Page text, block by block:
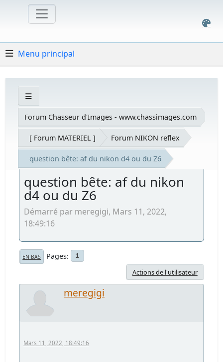
Menu principal
Forum Chasseur d'Images - www.chassimages.com
[ Forum MATERIEL ] Forum NIKON reflex
question bête: af du nikon d4 ou du Z6
question bête: af du nikon
d4 ou du Z6
Démarré par meregigi, Mars 11, 2022,
18:49:16
EN BAS Pages 1
Actions de l'utilisateur
meregigi
Mars 11, 2022, 18:49:16